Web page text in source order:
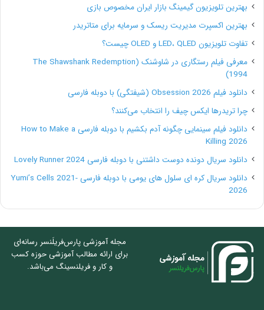
بهترین تلویزیون گیمینگ بازار ایران مخصوص بازی
بهترین اکسپرت مدیریت ریسک و سرمایه برای متاتریدر
تفاوت تلویزیون LED، QLED و OLED چیست؟
معرفی فیلم رستگاری در شاوشنک (The Shawshank Redemption
1994)
دانلود فیلم Obsession 2026 (شیفتگی) با دوبله فارسی
چرا تریدرها ایکس چیف را انتخاب می‌کنند؟
دانلود فیلم سینمایی چگونه آدم بکشیم با دوبله فارسی How to Make a
Killing 2026
دانلود سریال دونده دوست داشتنی با دوبله فارسی Lovely Runner 2024
دانلود سریال کره ای سلول های یومی با دوبله فارسی Yumi’s Cells 2021-
2026
مجله آموزشی پارس‌فریلَنسر رسانه‌ای
برای ارائه مطالب آموزشی حوزه کسب
و کار و فریلنسینگ می‌باشد.